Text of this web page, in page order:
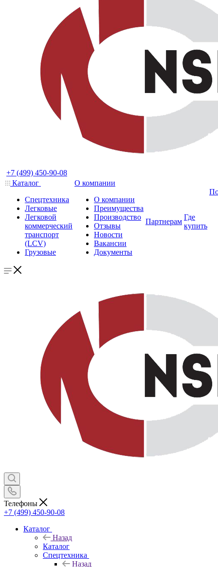
+7 (499) 450-90-08
Каталог
Спецтехника
Легковые
Легковой
коммерческий
транспорт
(LCV)
Грузовые
О компании
О компании
Преимущества
Производство
Отзывы
Новости
Вакансии
Документы
Партнерам
Где
купить
Телефоны
+7 (499) 450-90-08
Каталог
Назад
Каталог
Спецтехника
Назад